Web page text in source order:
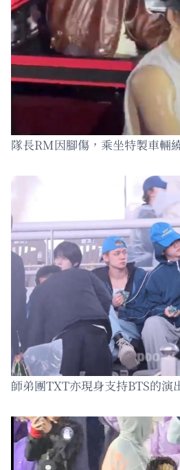
隊長RM因腳傷，乘坐特製車輛
師弟團TXT亦現身支持BTS的演